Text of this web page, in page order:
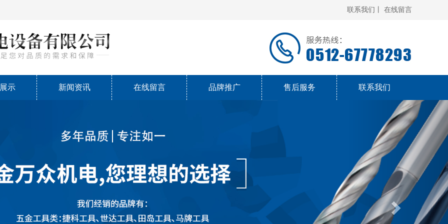
联系我们丨 在线留言
示 新闻资讯 在线留言 品牌推广 售后服务 联系我们